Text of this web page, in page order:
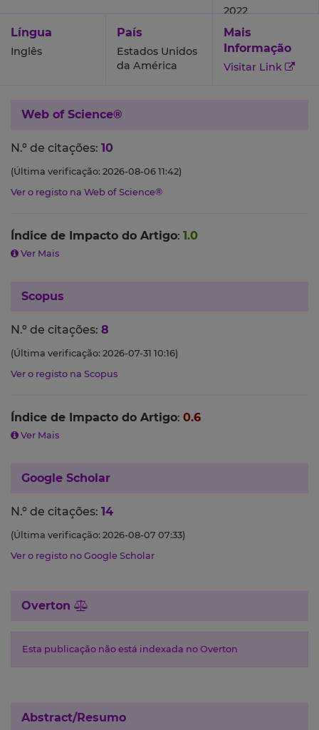
2022
Língua
Inglês
País
Estados Unidos
da América
Mais
Informação
Visitar Link
Web of Science®
N.º de citações: 10
(Última verificação: 2026-08-06 11:42)
Ver o registo na Web of Science®
Índice de Impacto do Artigo: 1.0
Ver Mais
Scopus
N.º de citações: 8
(Última verificação: 2026-07-31 10:16)
Ver o registo na Scopus
Índice de Impacto do Artigo: 0.6
Ver Mais
Google Scholar
N.º de citações: 14
(Última verificação: 2026-08-07 07:33)
Ver o registo no Google Scholar
Overton
Esta publicação não está indexada no Overton
Abstract/Resumo